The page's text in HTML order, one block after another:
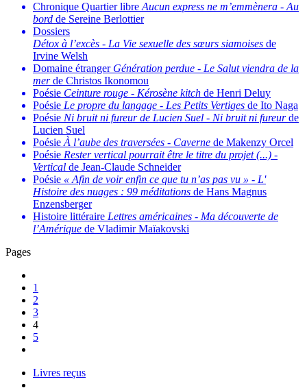
Chronique Quartier libreAucun express ne m’emmènera -Au
bord de Sereine Berlottier
Dossiers
Détox à l’excès - La Vie sexuelle des sœurs siamoises de
Irvine Welsh
Domaine étranger Génération perdue - Le Salut viendra de la
merde Christos Ikonomou
Poésie Ceinture rouge - Kérosène kitch de Henri Deluy
Poésie Le propre du langage - Les Petits Vertiges de Ito Naga
Poésie Ni bruit ni fureur de Lucien Suel - Ni bruit ni fureurde
Lucien Suel
PoésieÀ l’aube des traversées - Caverne de Makenzy Orcel
Poésie Rester vertical pourrait être le titre du projet (...) -
Vertical de Jean-Claude Schneider
Poésie « Afin de voir enfin ce que tu n’as pas vu » - L'
Histoire des nuages : 99 méditations de Hans Magnus
Enzensberger
Histoire littéraire Lettres américaines - Ma découverte de
l’Amérique de Vladimir Maïakovski
Pages
1
2
3
4
5
Livres reçus